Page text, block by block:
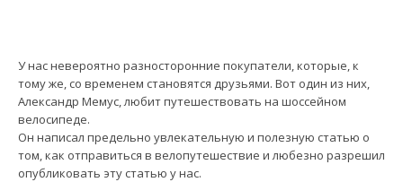
У нас невероятно разносторонние покупатели, которые, к
тому же, со временем становятся друзьями. Вот один из них,
Александр Мемус, любит путешествовать на шоссейном
велосипеде.
Он написал предельно увлекательную и полезную статью о
том, как отправиться в велопутешествие и любезно разрешил
опубликовать эту статью у нас.